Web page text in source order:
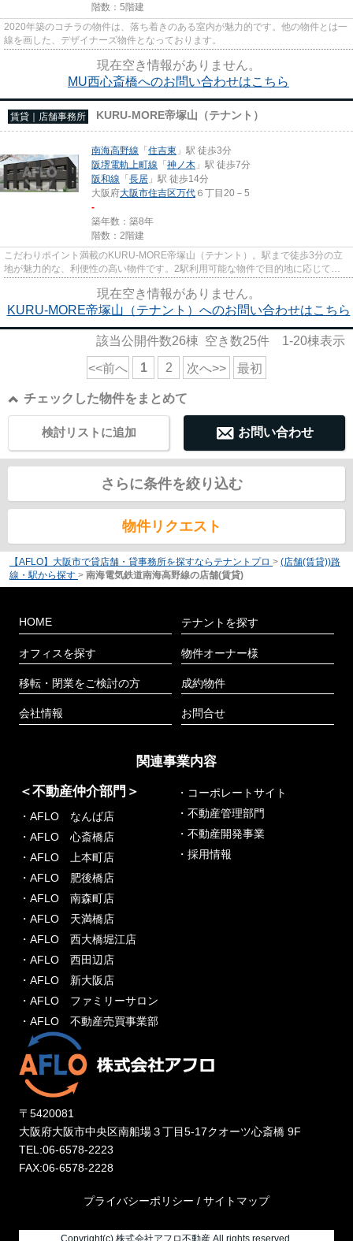
階数：5階建
2020年築のコチラの物件は、落ち着きのある室内が魅力的です。他の物件とは一
線を画した、デザイナーズ物件となっております。
現在空き情報がありません。
MU西心斎橋へのお問い合わせはこちら
賃貸｜店舗事務所 KURU-MORE帝塚山（テナント）
南海高野線 「住吉東 」駅 徒歩3分
阪堺電軌上町線 「神ノ木 」駅 徒歩7分
阪和線 「長居 」駅 徒歩14分
大阪府大阪市住吉区万代 ６丁目20－5
-
築年数：築8年
階数：2階建
こだわりポイント満載のKURU-MORE帝塚山（テナント）。駅まで徒歩3分の立
地が魅力的な、利便性の高い物件です。2駅利用可能な物件で目的地に応じて路
線を選ぶことができます。こちらの...
現在空き情報がありません。
KURU-MORE帝塚山（テナント）へのお問い合わせはこちら
該当公開件数26棟 空き数25件 1-20棟表示
<<前へ 1 2 次へ>> 最初
チェックした物件をまとめて
お問い合わせ
検討リストに追加
さらに条件を絞り込む
物件リクエスト
【AFLO】大阪市で貸店舗・貸事務所を探すならテナントプロ > (店舗(賃貸))路
線・駅から探す > 南海電気鉄道南海高野線の店舗(賃貸)
HOME
オフィスを探す
移転・閉業をご検討の方
会社情報
テナントを探す
物件オーナー様
成約物件
お問合せ
関連事業内容
＜不動産仲介部門＞
・AFLO なんば店
・AFLO 心斎橋店
・AFLO 上本町店
・AFLO 肥後橋店
・AFLO 南森町店
・AFLO 天満橋店
・AFLO 西大橋堀江店
・AFLO 西田辺店
・AFLO 新大阪店
・AFLO ファミリーサロン
・AFLO 不動産売買事業部
・コーポレートサイト
・不動産管理部門
・不動産開発事業
・採用情報
〒5420081
大阪府大阪市中央区南船場３丁目5-17クオーツ心斎橋 9F
TEL:06-6578-2223
FAX:06-6578-2228
プライバシーポリシー / サイトマップ
Copyright(c) 株式会社アフロ不動産 All rights reserved.